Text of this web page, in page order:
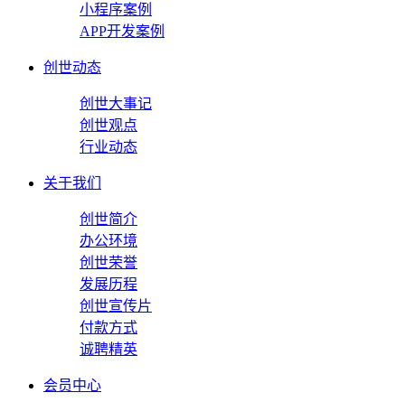
小程序案例
APP开发案例
创世动态
创世大事记
创世观点
行业动态
关于我们
创世简介
办公环境
创世荣誉
发展历程
创世宣传片
付款方式
诚聘精英
会员中心